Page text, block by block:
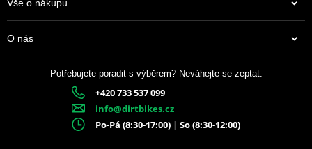
Anodizovaný povrch– dlouhotrvající vzhled
337 Kč
Skladem
Vše o nákupu
O nás
Potřebujete poradit s výběrem? Neváhejte se zeptat:
+420 733 537 099
info@dirtbikes.cz
Po-Pá (8:30-17:00) | So (8:30-12:00)